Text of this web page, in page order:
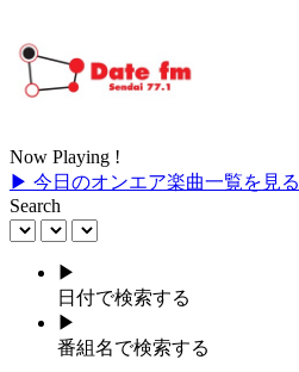
Now Playing !
▶ 今日のオンエア楽曲一覧を見る
Search
▶
日付で検索する
▶
番組名で検索する